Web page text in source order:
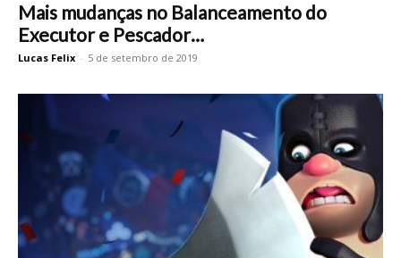
Mais mudanças no Balanceamento do
Executor e Pescador…
Lucas Felix - 5 de setembro de 2019